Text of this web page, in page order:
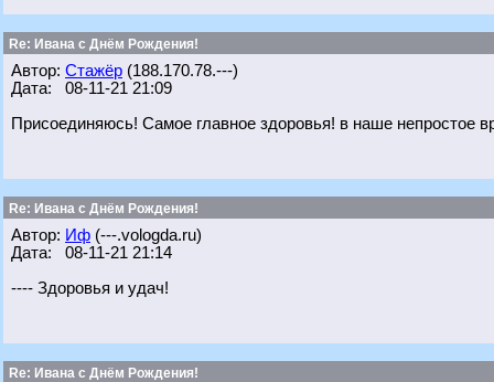
Re: Ивана с Днём Рождения!
Автор: Стажёр (188.170.78.---)
Дата: 08-11-21 21:09
Присоединяюсь! Самое главное здоровья! в наше непростое
Re: Ивана с Днём Рождения!
Автор: Иф (---.vologda.ru)
Дата: 08-11-21 21:14
---- Здоровья и удач!
Re: Ивана с Днём Рождения!